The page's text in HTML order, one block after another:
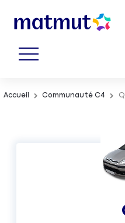
Accueil Communauté C4